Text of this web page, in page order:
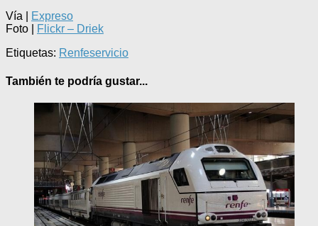
Vía |
Expreso
Foto |
Flickr – Driek
Etiquetas: Renfeservicio
También te podría gustar...